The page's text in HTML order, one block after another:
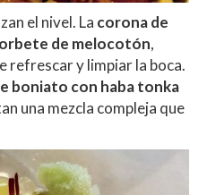
el nivel. La corona de
de melocotón,
refrescar y limpiar la boca.
boniato con haba tonka
una mezcla compleja que